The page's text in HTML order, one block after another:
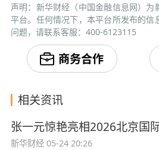
声明：新华财经（中国金融信息网）为
平台。任何情况下，本平台所发布的信
问题，请联系客服：400-6123115
商务合作
相关资讯
张一元惊艳亮相2026北京国
新华财经 05-24 20:26